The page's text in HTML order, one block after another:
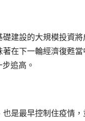
建設的大規模投資
在下一輪經濟復甦
追高。
是最早控制住疫情